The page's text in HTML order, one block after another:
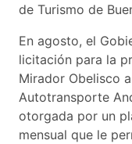
de Turismo de
En agosto, el
licitación para la
Mirador Obelisco
Autotransporte
otorgada por un
mensual que le